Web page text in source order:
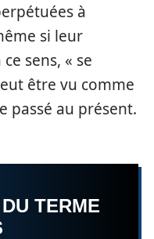
à
si leur
sens, « se
être vu comme
passé au présent.
TERME